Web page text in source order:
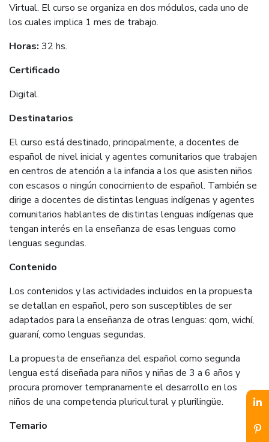
Virtual. El curso se organiza en dos módulos, cada uno de
los cuales implica 1 mes de trabajo.
Horas: 32 hs.
Certificado
Digital.
Destinatarios
El curso está destinado, principalmente, a docentes de
español de nivel inicial y agentes comunitarios que trabajen
en centros de atención a la infancia a los que asisten niños
con escasos o ningún conocimiento de español. También se
dirige a docentes de distintas lenguas indígenas y agentes
comunitarios hablantes de distintas lenguas indígenas que
tengan interés en la enseñanza de esas lenguas como
lenguas segundas.
Contenido
Los contenidos y las actividades incluidos en la propuesta
se detallan en español, pero son susceptibles de ser
adaptados para la enseñanza de otras lenguas: qom, wichí,
guaraní, como lenguas segundas.
La propuesta de enseñanza del español como segunda
lengua está diseñada para niños y niñas de 3 a 6 años y
procura promover tempranamente el desarrollo en los
niños de una competencia pluricultural y plurilingüe.
Temario